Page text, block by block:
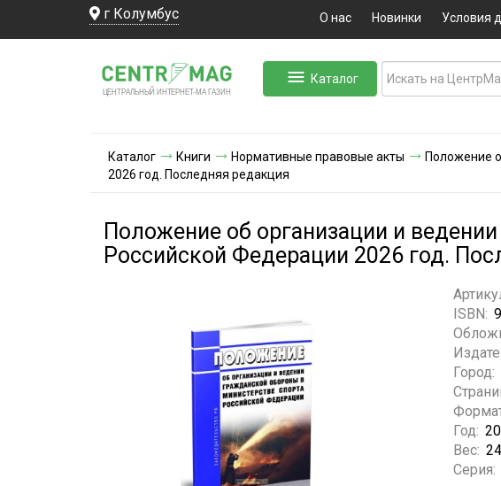
г Колумбус О нас Новинки Условия
ЦЕНТРАЛЬНЫЙ ИНТЕРНЕТ-МА ГАЗИН
Каталог
Каталог Книги Нормативные правовые акты
Положение
2026 год. Последняя редакция
Положение об организации и
Российской Федерации 2026 год.
ISBN:
Город:
Год:
Вес:
Серия: